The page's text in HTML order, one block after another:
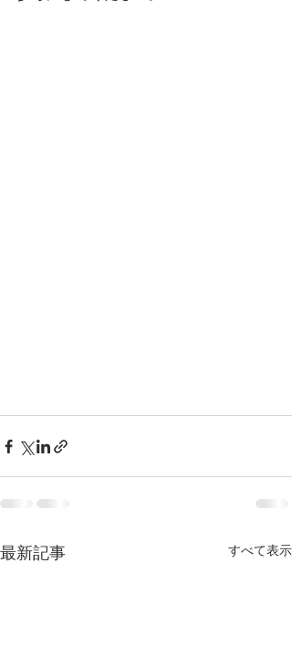
最新記事 すべて表示